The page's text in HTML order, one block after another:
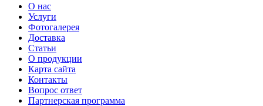
О нас
Услуги
Фотогалерея
Доставка
Статьи
О продукции
Карта сайта
Контакты
Вопрос ответ
Партнерская программа